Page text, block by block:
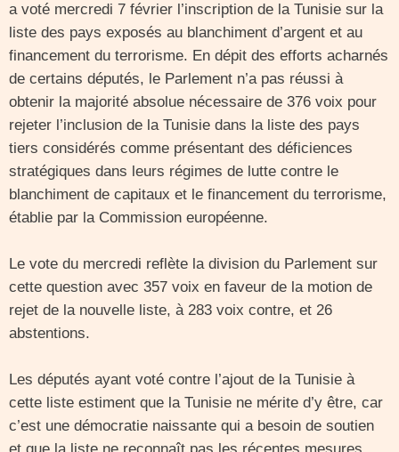
a voté mercredi 7 février l’inscription de la Tunisie sur la
liste des pays exposés au blanchiment d’argent et au
financement du terrorisme. En dépit des efforts acharnés
de certains députés, le Parlement n’a pas réussi à
obtenir la majorité absolue nécessaire de 376 voix pour
rejeter l’inclusion de la Tunisie dans la liste des pays
tiers considérés comme présentant des déficiences
stratégiques dans leurs régimes de lutte contre le
blanchiment de capitaux et le financement du terrorisme,
établie par la Commission européenne.
Le vote du mercredi reflète la division du Parlement sur
cette question avec 357 voix en faveur de la motion de
rejet de la nouvelle liste, à 283 voix contre, et 26
abstentions.
Les députés ayant voté contre l’ajout de la Tunisie à
cette liste estiment que la Tunisie ne mérite d’y être, car
c’est une démocratie naissante qui a besoin de soutien